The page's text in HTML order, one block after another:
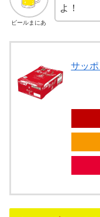
ビールまにあ
よ！
サッ